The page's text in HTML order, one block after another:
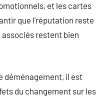
et les cartes
que l’réputation reste
restent bien
déménagement, il est
du changement sur les